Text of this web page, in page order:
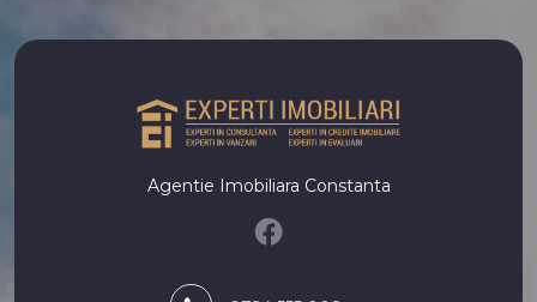
Apartamente de vanzare in Constanta Tomis III
Apartamente de vanzare in Constanta Km 4-5
Numar de camere apartamente de vanzare
Apartamente de vanzare 2 camere
Apartamente de vanzare 5 camere
Agentie Imobiliara Constanta